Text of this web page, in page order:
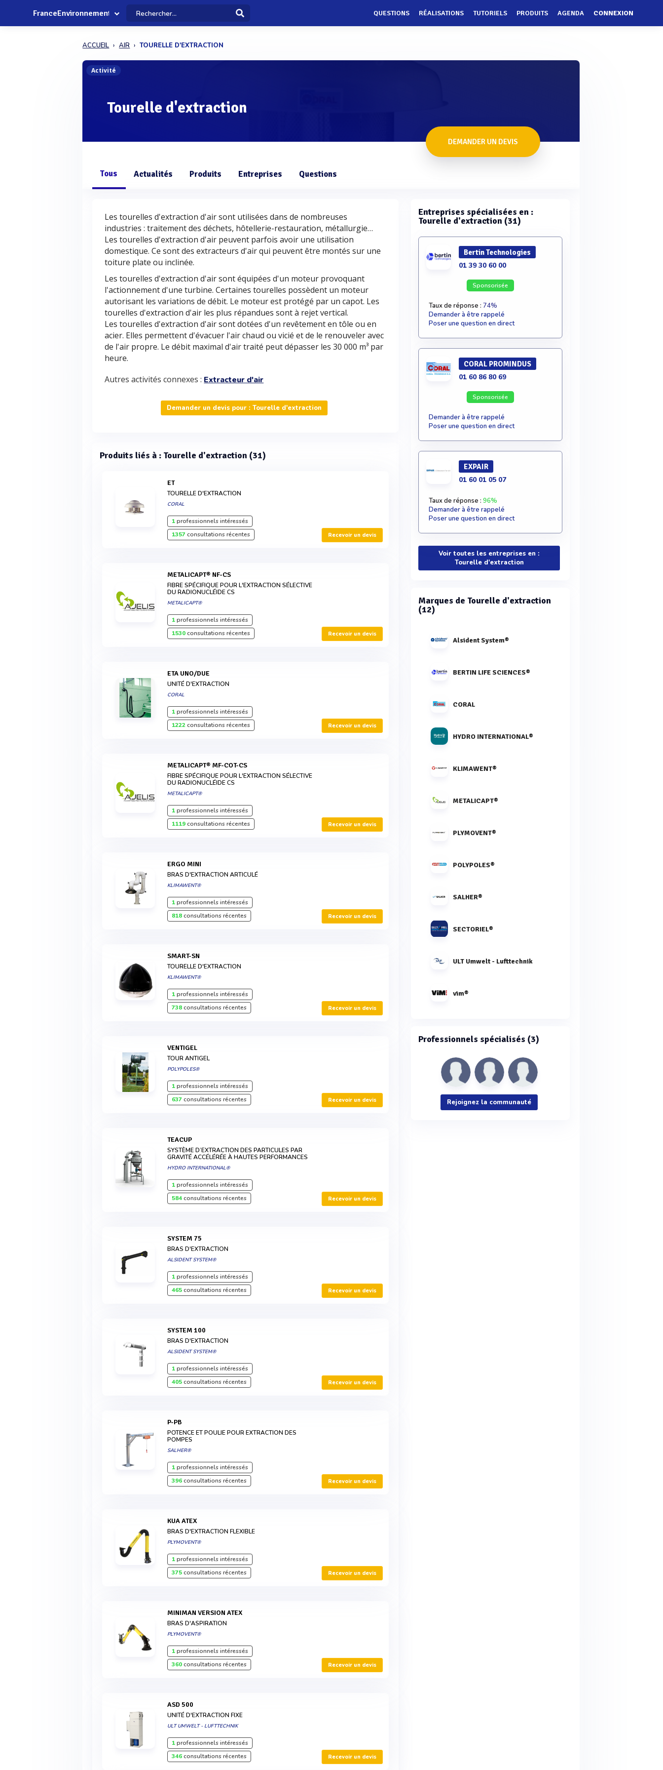
FranceEnvironnement QUESTIONS RÉALISATIONS TUTORIELS PRODUITS AGENDA CONNEXION
ACCUEIL AIR TOURELLE D'EXTRACTION
Activité
Tourelle d'extraction
DEMANDER UN DEVIS
Tous Actualités Produits Entreprises Questions
Les tourelles d'extraction d'air sont utilisées dans de nombreuses
industries : traitement des déchets, hôtellerie-restauration, métallurgie…
Les tourelles d'extraction d'air peuvent parfois avoir une utilisation
domestique. Ce sont des extracteurs d'air qui peuvent être montés sur une
toiture plate ou inclinée.
Les tourelles d'extraction d'air sont équipées d'un moteur provoquant
l'actionnement d'une turbine. Certaines tourelles possèdent un moteur
autorisant les variations de débit. Le moteur est protégé par un capot. Les
tourelles d'extraction d'air les plus répandues sont à rejet vertical.
Les tourelles d'extraction d'air sont dotées d'un revêtement en tôle ou en
acier. Elles permettent d'évacuer l'air chaud ou vicié et de le renouveler avec
de l'air propre. Le débit maximal d'air traité peut dépasser les 30 000 m³ par
heure.
Autres activités connexes : Extracteur d'air
Demander un devis pour : Tourelle d'extraction
Produits liés à : Tourelle d'extraction (31)
ET
TOURELLE D'EXTRACTION
CORAL
1professionnels intéressés
1357consultations récentes Recevoir un devis
METALICAPT® NF-CS
FIBRE SPÉCIFIQUE POUR L'EXTRACTION SÉLECTIVE
DU RADIONUCLÉIDE CS
METALICAPT®
1professionnels intéressés
1530consultations récentes Recevoir un devis
ETA UNO/DUE
UNITÉ D'EXTRACTION
CORAL
1professionnels intéressés
1222consultations récentes Recevoir un devis
METALICAPT® MF-COT-CS
FIBRE SPÉCIFIQUE POUR L'EXTRACTION SÉLECTIVE
DU RADIONUCLÉIDE CS
METALICAPT®
1professionnels intéressés
1119consultations récentes Recevoir un devis
ERGO MINI
BRAS D'EXTRACTION ARTICULÉ
KLIMAWENT®
1professionnels intéressés
818consultations récentes Recevoir un devis
SMART-SN
TOURELLE D'EXTRACTION
KLIMAWENT®
1professionnels intéressés
738consultations récentes Recevoir un devis
VENTIGEL
TOUR ANTIGEL
POLYPOLES®
1professionnels intéressés
637consultations récentes Recevoir un devis
TEACUP
SYSTÈME D’EXTRACTION DES PARTICULES PAR
GRAVITÉ ACCÉLÉRÉE À HAUTES PERFORMANCES
HYDRO INTERNATIONAL®
1professionnels intéressés
584consultations récentes Recevoir un devis
SYSTEM 75
BRAS D'EXTRACTION
ALSIDENT SYSTEM®
1professionnels intéressés
465consultations récentes Recevoir un devis
SYSTEM 100
BRAS D'EXTRACTION
ALSIDENT SYSTEM®
1professionnels intéressés
405consultations récentes Recevoir un devis
P-PB
POTENCE ET POULIE POUR EXTRACTION DES
POMPES
SALHER®
1professionnels intéressés
396consultations récentes Recevoir un devis
KUA ATEX
BRAS D'EXTRACTION FLEXIBLE
PLYMOVENT®
1professionnels intéressés
375consultations récentes Recevoir un devis
MINIMAN VERSION ATEX
BRAS D'ASPIRATION
PLYMOVENT®
1professionnels intéressés
360consultations récentes Recevoir un devis
ASD 500
UNITÉ D'EXTRACTION FIXE
ULT UMWELT - LUFTTECHNIK
1professionnels intéressés
346consultations récentes Recevoir un devis
Entreprises spécialisées en :
Tourelle d'extraction (31)
Bertin Technologies
01 39 30 60 00
Sponsorisée
Taux de réponse : 74%
Demander à être rappelé
Poser une question en direct
CORAL PROMINDUS
01 60 86 80 69
Sponsorisée
Demander à être rappelé
Poser une question en direct
EXPAIR
01 60 01 05 07
Taux de réponse : 96%
Demander à être rappelé
Poser une question en direct
Voir toutes les entreprises en :
Tourelle d'extraction
Marques de Tourelle d'extraction
(12)
Alsident System®
BERTIN LIFE SCIENCES®
CORAL
HYDRO INTERNATIONAL®
KLIMAWENT®
METALICAPT®
PLYMOVENT®
POLYPOLES®
SALHER®
SECTORIEL®
ULT Umwelt - Lufttechnik
vim®
Professionnels spécialisés (3)
Rejoignez la communauté